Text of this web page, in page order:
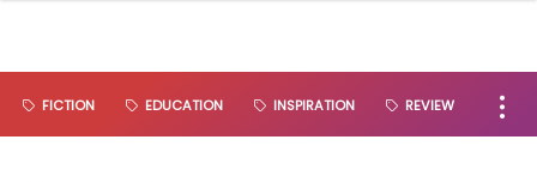
FICTION EDUCATION INSPIRATION REVIEW